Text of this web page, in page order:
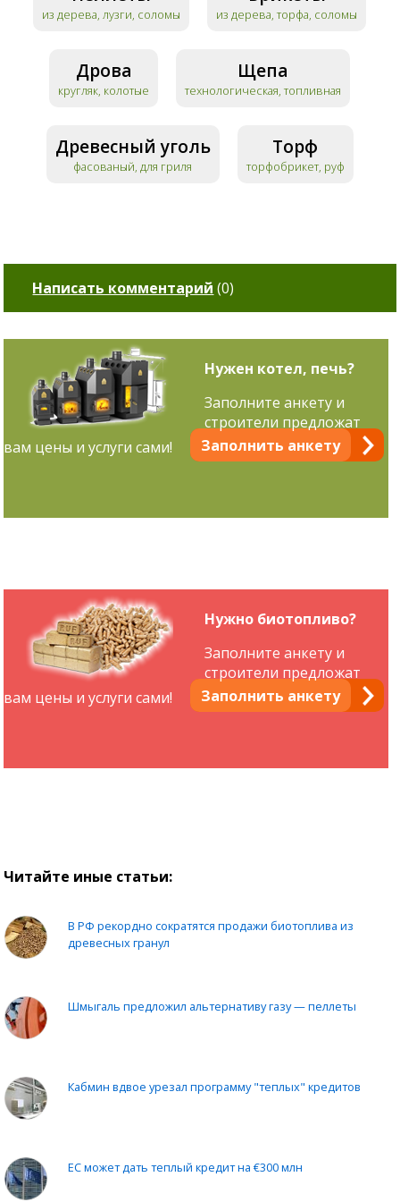
из дерева, лузги, соломы из дерева, торфа, соломы
Дрова
кругляк, колотые
Щепа
технологическая, топливная
Древесный уголь
фасованый, для гриля
Торф
торфобрикет, руф
Написать комментарий (0)
Нужен котел, печь?
Заполнить анкету
Заполните анкету и
строители предложат
вам цены и услуги сами!
Нужно биотопливо?
Заполнить анкету
Заполните анкету и
строители предложат
вам цены и услуги сами!
Читайте иные статьи:
В РФ рекордно сократятся продажи биотоплива из
древесных гранул
Шмыгаль предложил альтернативу газу — пеллеты
Кабмин вдвое урезал программу "теплых" кредитов
ЕС может дать теплый кредит на €300 млн